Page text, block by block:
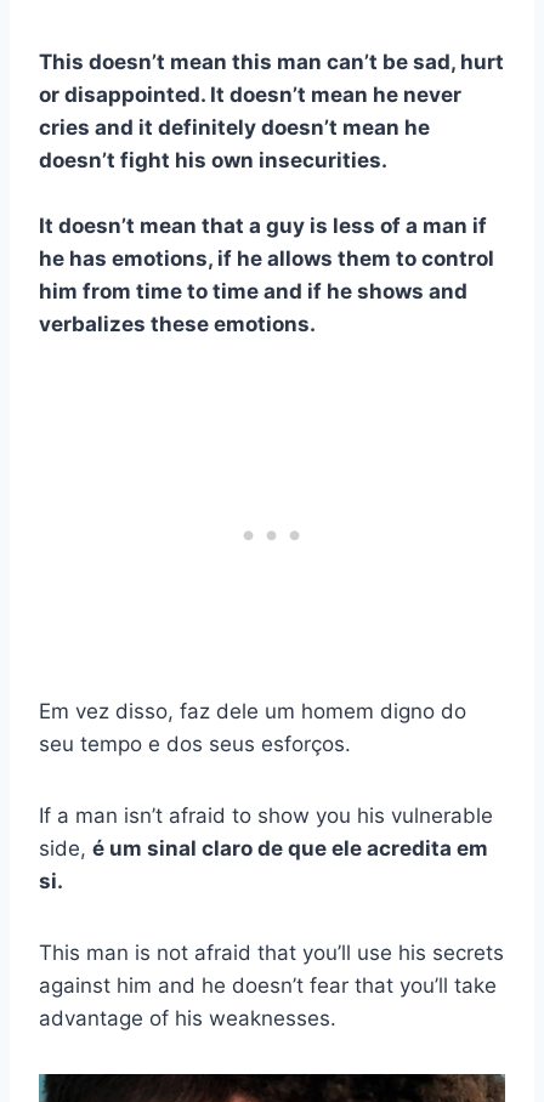
This doesn’t mean this man can’t be sad, hurt
or disappointed. It doesn’t mean he never
cries and it definitely doesn’t mean he
doesn’t fight his own insecurities.
It doesn’t mean that a guy is less of a man if
he has emotions, if he allows them to control
him from time to time and if he shows and
verbalizes these emotions.
Em vez disso, faz dele um homem digno do
seu tempo e dos seus esforços.
If a man isn’t afraid to show you his vulnerable
side, é um sinal claro de que ele acredita em
si.
This man is not afraid that you’ll use his secrets
against him and he doesn’t fear that you’ll take
advantage of his weaknesses.